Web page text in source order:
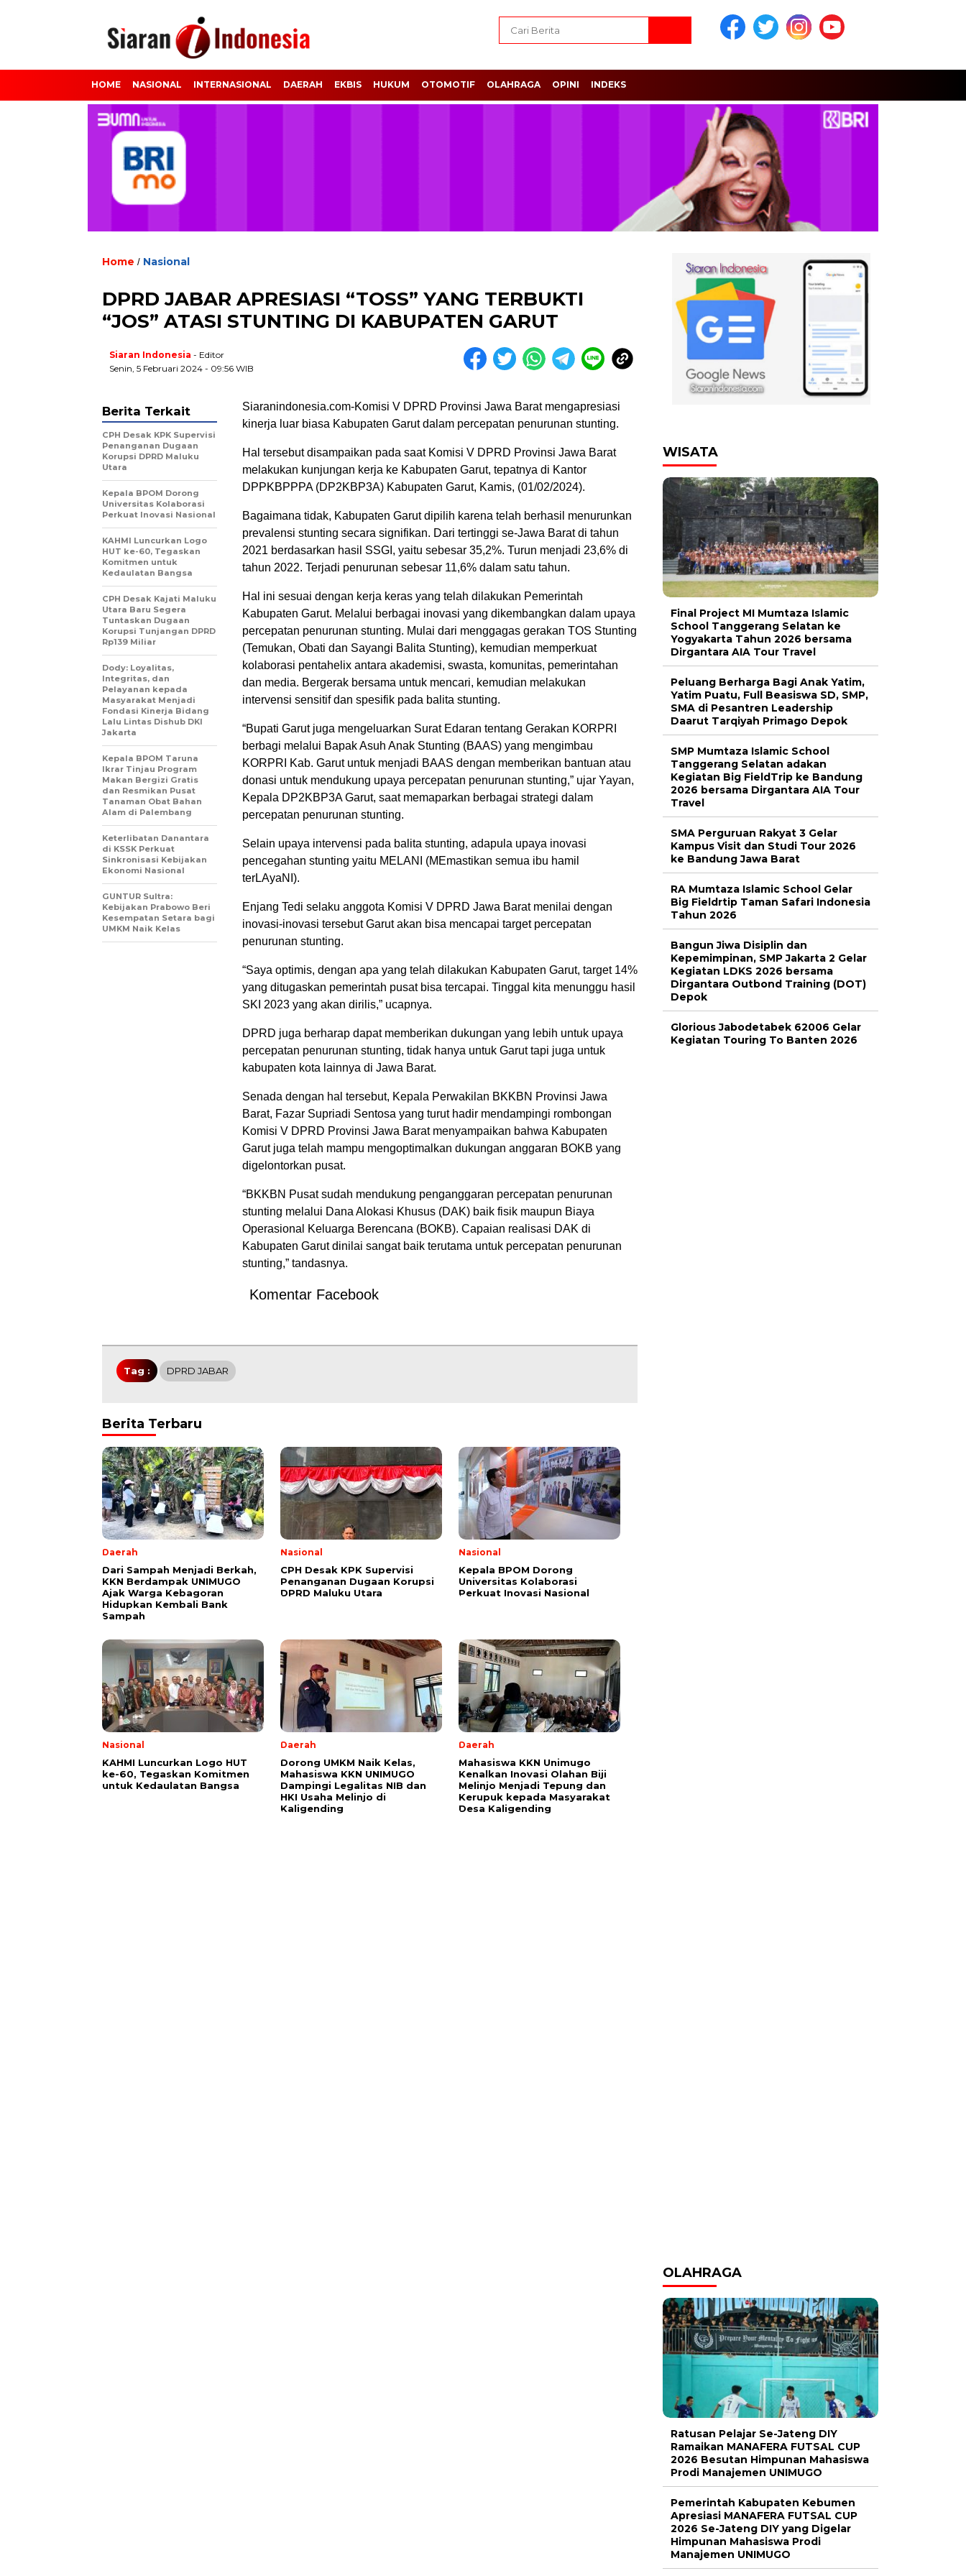
HOME NASIONAL INTERNASIONAL DAERAH EKBIS HUKUM OTOMOTIF OLAHRAGA OPINI INDEKS
Home / Nasional
DPRD JABAR APRESIASI “TOSS” YANG TERBUKTI
“JOS” ATASI STUNTING DI KABUPATEN GARUT
Siaran Indonesia - Editor
Senin, 5 Februari 2024 - 09:56 WIB
Siaranindonesia.com-Komisi V DPRD Provinsi Jawa Barat mengapresiasi
kinerja luar biasa Kabupaten Garut dalam percepatan penurunan stunting.
Hal tersebut disampaikan pada saat Komisi V DPRD Provinsi Jawa Barat
melakukan kunjungan kerja ke Kabupaten Garut, tepatnya di Kantor
DPPKBPPPA (DP2KBP3A) Kabupaten Garut, Kamis, (01/02/2024).
Bagaimana tidak, Kabupaten Garut dipilih karena telah berhasil menurunkan
prevalensi stunting secara signifikan. Dari tertinggi se-Jawa Barat di tahun
2021 berdasarkan hasil SSGI, yaitu sebesar 35,2%. Turun menjadi 23,6% di
tahun 2022. Terjadi penurunan sebesar 11,6% dalam satu tahun.
Hal ini sesuai dengan kerja keras yang telah dilakukan Pemerintah
Kabupaten Garut. Melalui berbagai inovasi yang dikembangkan dalam upaya
percepatan penurunan stunting. Mulai dari menggagas gerakan TOS Stunting
(Temukan, Obati dan Sayangi Balita Stunting), kemudian memperkuat
kolaborasi pentahelix antara akademisi, swasta, komunitas, pemerintahan
dan media. Bergerak bersama untuk mencari, kemudian melakukan
intervensi sensitif dan spesifik pada balita stunting.
“Bupati Garut juga mengeluarkan Surat Edaran tentang Gerakan KORPRI
berbagi melalui Bapak Asuh Anak Stunting (BAAS) yang mengimbau
KORPRI Kab. Garut untuk menjadi BAAS dengan memberikan bantuan atau
donasi untuk mendukung upaya percepatan penurunan stunting,” ujar Yayan,
Kepala DP2KBP3A Garut, saat memaparkan berbagai strategi dalam
percepatan penurunan stunting.
Selain upaya intervensi pada balita stunting, adapula upaya inovasi
pencegahan stunting yaitu MELANI (MEmastikan semua ibu hamil
terLAyaNI).
Enjang Tedi selaku anggota Komisi V DPRD Jawa Barat menilai dengan
inovasi-inovasi tersebut Garut akan bisa mencapai target percepatan
penurunan stunting.
“Saya optimis, dengan apa yang telah dilakukan Kabupaten Garut, target 14%
yang ditugaskan pemerintah pusat bisa tercapai. Tinggal kita menunggu hasil
SKI 2023 yang akan dirilis,” ucapnya.
DPRD juga berharap dapat memberikan dukungan yang lebih untuk upaya
percepatan penurunan stunting, tidak hanya untuk Garut tapi juga untuk
kabupaten kota lainnya di Jawa Barat.
Senada dengan hal tersebut, Kepala Perwakilan BKKBN Provinsi Jawa
Barat, Fazar Supriadi Sentosa yang turut hadir mendampingi rombongan
Komisi V DPRD Provinsi Jawa Barat menyampaikan bahwa Kabupaten
Garut juga telah mampu mengoptimalkan dukungan anggaran BOKB yang
digelontorkan pusat.
“BKKBN Pusat sudah mendukung penganggaran percepatan penurunan
stunting melalui Dana Alokasi Khusus (DAK) baik fisik maupun Biaya
Operasional Keluarga Berencana (BOKB). Capaian realisasi DAK di
Kabupaten Garut dinilai sangat baik terutama untuk percepatan penurunan
stunting,” tandasnya.
Komentar Facebook
Berita Terkait
CPH Desak KPK Supervisi
Penanganan Dugaan
Korupsi DPRD Maluku
Utara
Kepala BPOM Dorong
Universitas Kolaborasi
Perkuat Inovasi Nasional
KAHMI Luncurkan Logo
HUT ke-60, Tegaskan
Komitmen untuk
Kedaulatan Bangsa
CPH Desak Kajati Maluku
Utara Baru Segera
Tuntaskan Dugaan
Korupsi Tunjangan DPRD
Rp139 Miliar
Dody: Loyalitas,
Integritas, dan
Pelayanan kepada
Masyarakat Menjadi
Fondasi Kinerja Bidang
Lalu Lintas Dishub DKI
Jakarta
Kepala BPOM Taruna
Ikrar Tinjau Program
Makan Bergizi Gratis
dan Resmikan Pusat
Tanaman Obat Bahan
Alam di Palembang
Keterlibatan Danantara
di KSSK Perkuat
Sinkronisasi Kebijakan
Ekonomi Nasional
GUNTUR Sultra:
Kebijakan Prabowo Beri
Kesempatan Setara bagi
UMKM Naik Kelas
Tag : DPRD JABAR
Berita Terbaru
Daerah
Dari Sampah Menjadi Berkah,
KKN Berdampak UNIMUGO
Ajak Warga Kebagoran
Hidupkan Kembali Bank
Sampah
Nasional
CPH Desak KPK Supervisi
Penanganan Dugaan Korupsi
DPRD Maluku Utara
Nasional
Kepala BPOM Dorong
Universitas Kolaborasi
Perkuat Inovasi Nasional
Nasional
KAHMI Luncurkan Logo HUT
ke-60, Tegaskan Komitmen
untuk Kedaulatan Bangsa
Daerah
Dorong UMKM Naik Kelas,
Mahasiswa KKN UNIMUGO
Dampingi Legalitas NIB dan
HKI Usaha Melinjo di
Kaligending
Daerah
Mahasiswa KKN Unimugo
Kenalkan Inovasi Olahan Biji
Melinjo Menjadi Tepung dan
Kerupuk kepada Masyarakat
Desa Kaligending
WISATA
Final Project MI Mumtaza Islamic
School Tanggerang Selatan ke
Yogyakarta Tahun 2026 bersama
Dirgantara AIA Tour Travel
Peluang Berharga Bagi Anak Yatim,
Yatim Puatu, Full Beasiswa SD, SMP,
SMA di Pesantren Leadership
Daarut Tarqiyah Primago Depok
SMP Mumtaza Islamic School
Tanggerang Selatan adakan
Kegiatan Big FieldTrip ke Bandung
2026 bersama Dirgantara AIA Tour
Travel
SMA Perguruan Rakyat 3 Gelar
Kampus Visit dan Studi Tour 2026
ke Bandung Jawa Barat
RA Mumtaza Islamic School Gelar
Big Fieldrtip Taman Safari Indonesia
Tahun 2026
Bangun Jiwa Disiplin dan
Kepemimpinan, SMP Jakarta 2 Gelar
Kegiatan LDKS 2026 bersama
Dirgantara Outbond Training (DOT)
Depok
Glorious Jabodetabek 62006 Gelar
Kegiatan Touring To Banten 2026
OLAHRAGA
Ratusan Pelajar Se-Jateng DIY
Ramaikan MANAFERA FUTSAL CUP
2026 Besutan Himpunan Mahasiswa
Prodi Manajemen UNIMUGO
Pemerintah Kabupaten Kebumen
Apresiasi MANAFERA FUTSAL CUP
2026 Se-Jateng DIY yang Digelar
Himpunan Mahasiswa Prodi
Manajemen UNIMUGO